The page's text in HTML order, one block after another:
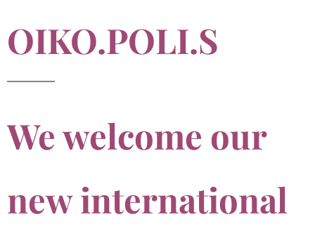
OIKO.POLI.S
We welcome our
new international